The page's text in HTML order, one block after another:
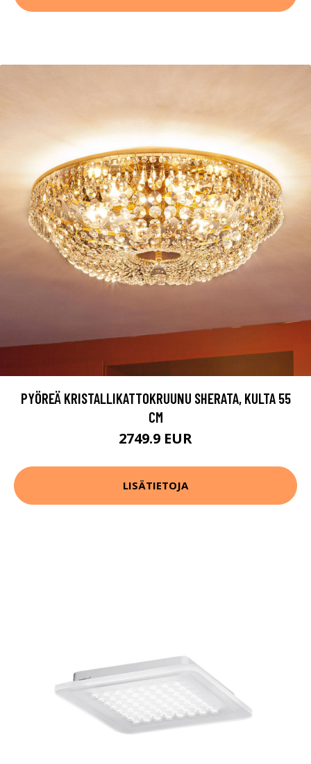
PYÖREÄ KRISTALLIKATTOKRUUNU SHERATA, KULTA 55
CM
2749.9 EUR
LISÄTIETOJA